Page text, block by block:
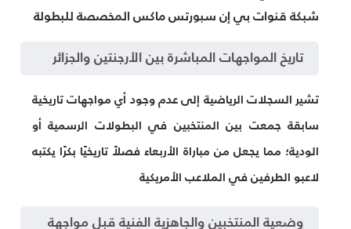
شبكة قنوات بي إن سبورتس ماكس المخصصة للبطولة
تاريخ المواجهات المباشرة بين الأرجنتين والجزائر
تشير السجلات الرياضية إلى عدم وجود أي مواجهات تاريخية
سابقة جمعت بين المنتخبين في البطولات الرسمية أو
الودية؛ مما يجعل من مباراة الأربعاء فصلاً تاريخيًا بكرًا يكتبه
لاعبو الطرفين في الملاعب الأمريكية
وضعية المنتخبين والجاهزية الفنية قبل مواجهة